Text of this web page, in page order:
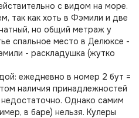
с видом на море.
так как хоть в Фэмили и две
но общий метраж у
спальное место в Делюксе -
- раскладушка (жутко
ежедневно в номер 2 бут =
наличия принадлежностей
Однако самим
в баре) нельзя. Кулеры